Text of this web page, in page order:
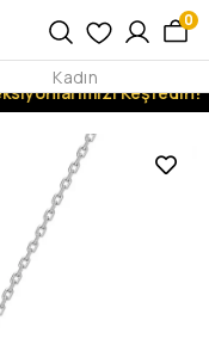
Keşfedin!
0
Kadın